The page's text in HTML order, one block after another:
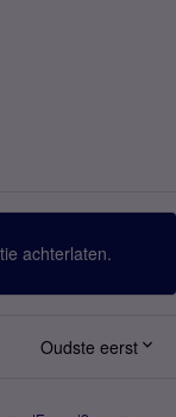
achterlaten.
Oudste eerst